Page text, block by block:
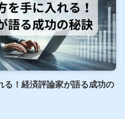
る！経済評論家が語る成功の